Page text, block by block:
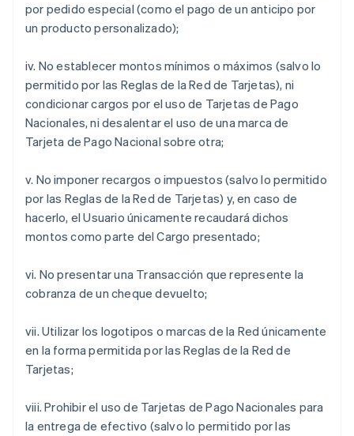
por pedido especial (como el pago de un anticipo por
un producto personalizado);
iv. No establecer montos mínimos o máximos (salvo lo
permitido por las Reglas de la Red de Tarjetas), ni
condicionar cargos por el uso de Tarjetas de Pago
Nacionales, ni desalentar el uso de una marca de
Tarjeta de Pago Nacional sobre otra;
v. No imponer recargos o impuestos (salvo lo permitido
por las Reglas de la Red de Tarjetas) y, en caso de
hacerlo, el Usuario únicamente recaudará dichos
montos como parte del Cargo presentado;
vi. No presentar una Transacción que represente la
cobranza de un cheque devuelto;
vii. Utilizar los logotipos o marcas de la Red únicamente
en la forma permitida por las Reglas de la Red de
Tarjetas;
viii. Prohibir el uso de Tarjetas de Pago Nacionales para
la entrega de efectivo (salvo lo permitido por las